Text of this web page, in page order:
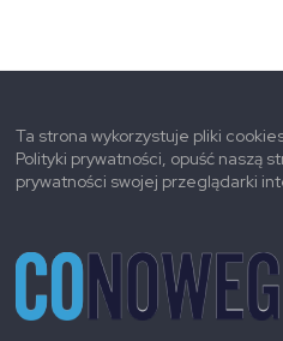
Ta strona wykorzystuje pliki
Polityki prywatności, opuść naszą
prywatności swojej przeglądarki